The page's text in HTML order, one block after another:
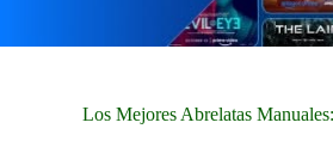
Los Mejores Abrelatas